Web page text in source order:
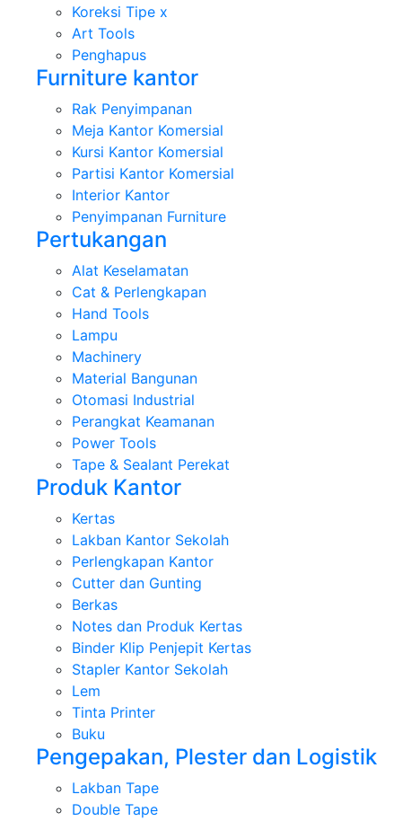
Koreksi Tipe x
Art Tools
Penghapus
Furniture kantor
Rak Penyimpanan
Meja Kantor Komersial
Kursi Kantor Komersial
Partisi Kantor Komersial
Interior Kantor
Penyimpanan Furniture
Pertukangan
Alat Keselamatan
Cat & Perlengkapan
Hand Tools
Lampu
Machinery
Material Bangunan
Otomasi Industrial
Perangkat Keamanan
Power Tools
Tape & Sealant Perekat
Produk Kantor
Kertas
Lakban Kantor Sekolah
Perlengkapan Kantor
Cutter dan Gunting
Berkas
Notes dan Produk Kertas
Binder Klip Penjepit Kertas
Stapler Kantor Sekolah
Lem
Tinta Printer
Buku
Pengepakan, Plester dan Logistik
Lakban Tape
Double Tape